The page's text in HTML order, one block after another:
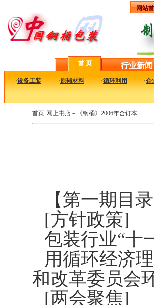
网站
首 页 行业新闻
·设备工装 ·原辅材料 ·循环利用 ·企
首页-网上书店 －《钢桶》2006年合订本
【第一期目录
[方针政策]
包装行业“十
用循环经济
和改革委员会
[两会聚焦]